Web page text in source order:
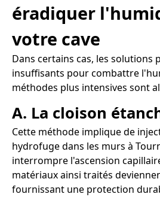
éradiquer
votre cave
Dans certains cas, les solutions
insuffisants pour combattre
méthodes plus intensives sont
A. La cloison
Cette méthode implique de
hydrofuge dans les murs à
interrompre l'ascension
matériaux ainsi traités
fournissant une protection